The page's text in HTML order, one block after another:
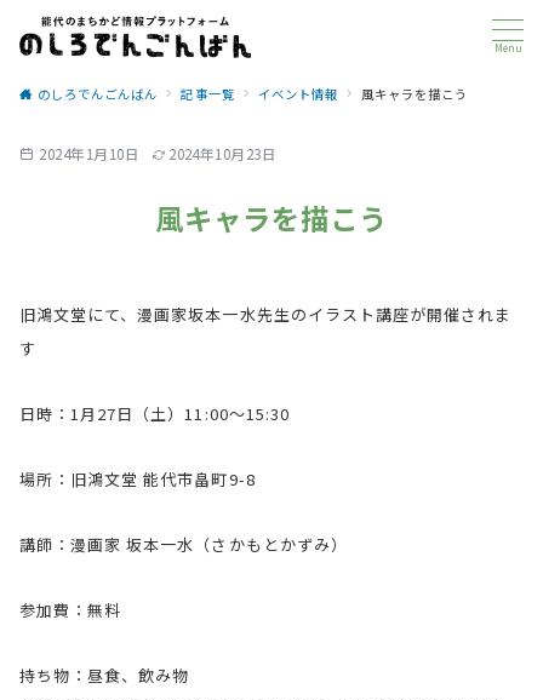
Menu
のしろでんごんばん 記事一覧 イベント情報 風キャラを描こう
2024年1月10日 2024年10月23日
風キャラを描こう
旧鴻文堂にて、漫画家坂本一水先生のイラスト講座が開催されま
す
日時：1月27日（土）11:00～15:30
場所：旧鴻文堂 能代市畠町9-8
講師：漫画家 坂本一水（さかもとかずみ）
参加費：無料
持ち物：昼食、飲み物